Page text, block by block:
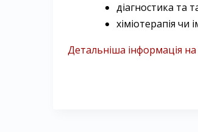
діагностика та
хіміотерапія
Детальніша інформація на